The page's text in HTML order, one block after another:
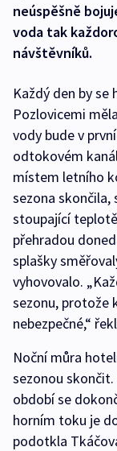
neúspěšně
voda tak
návštěvníků.
Každý den by se
Pozlovicemi
vody bude v
odtokovém
místem letního
sezona skončila,
stoupající
přehradou
splašky
vyhovovalo.
sezonu, protože
nebezpečné,“
Noční můra
sezonou
období se
horním toku je
podotkla